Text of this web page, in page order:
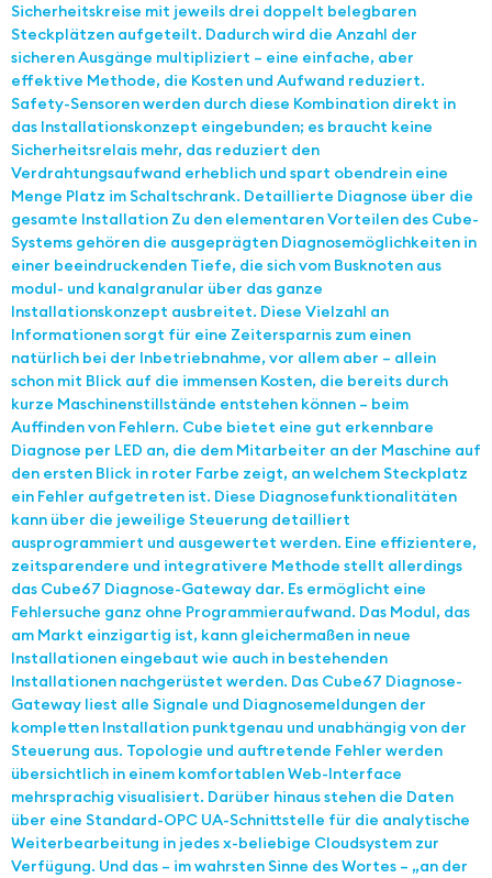
Sicherheitskreise mit jeweils drei doppelt belegbaren
Steckplätzen aufgeteilt. Dadurch wird die Anzahl der
sicheren Ausgänge multipliziert – eine einfache, aber
effektive Methode, die Kosten und Aufwand reduziert.
Safety-Sensoren werden durch diese Kombination direkt in
das Installationskonzept eingebunden; es braucht keine
Sicherheitsrelais mehr, das reduziert den
Verdrahtungsaufwand erheblich und spart obendrein eine
Menge Platz im Schaltschrank. Detaillierte Diagnose über die
gesamte Installation Zu den elementaren Vorteilen des Cube-
Systems gehören die ausgeprägten Diagnosemöglichkeiten in
einer beeindruckenden Tiefe, die sich vom Busknoten aus
modul- und kanalgranular über das ganze
Installationskonzept ausbreitet. Diese Vielzahl an
Informationen sorgt für eine Zeitersparnis zum einen
natürlich bei der Inbetriebnahme, vor allem aber – allein
schon mit Blick auf die immensen Kosten, die bereits durch
kurze Maschinenstillstände entstehen können – beim
Auffinden von Fehlern. Cube bietet eine gut erkennbare
Diagnose per LED an, die dem Mitarbeiter an der Maschine auf
den ersten Blick in roter Farbe zeigt, an welchem Steckplatz
ein Fehler aufgetreten ist. Diese Diagnosefunktionalitäten
kann über die jeweilige Steuerung detailliert
ausprogrammiert und ausgewertet werden. Eine effizientere,
zeitsparendere und integrativere Methode stellt allerdings
das Cube67 Diagnose-Gateway dar. Es ermöglicht eine
Fehlersuche ganz ohne Programmieraufwand. Das Modul, das
am Markt einzigartig ist, kann gleichermaßen in neue
Installationen eingebaut wie auch in bestehenden
Installationen nachgerüstet werden. Das Cube67 Diagnose-
Gateway liest alle Signale und Diagnosemeldungen der
kompletten Installation punktgenau und unabhängig von der
Steuerung aus. Topologie und auftretende Fehler werden
übersichtlich in einem komfortablen Web-Interface
mehrsprachig visualisiert. Darüber hinaus stehen die Daten
über eine Standard-OPC UA-Schnittstelle für die analytische
Weiterbearbeitung in jedes x-beliebige Cloudsystem zur
Verfügung. Und das – im wahrsten Sinne des Wortes – „an der